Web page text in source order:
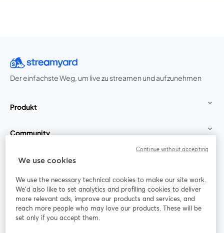
Der einfachste Weg, um live zu streamen und aufzunehmen
Produkt
Community
StreamYard für
Mitmachen
Webinar Facebook
wird in einem neuen Tab geöffnet
X (Twitter)
We use cookies
We use the necessary technical cookies to make our site work.
We'd also like to set analytics and profiling cookies to deliver
more relevant ads, improve our products and services, and
reach more people who may love our products. These will be
set only if you accept them.
Continue without accepting